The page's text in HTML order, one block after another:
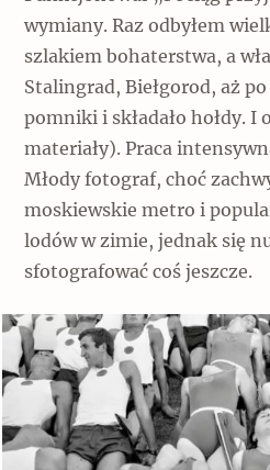
wymiany. Raz odbyłem
szlakiem bohaterstwa, a
Stalingrad, Biełgorod, aż po
pomniki i składało hołdy. I
materiały). Praca
Młody fotograf, choć
moskiewskie metro i
lodów w zimie, jednak się
sfotografować coś jeszcze.